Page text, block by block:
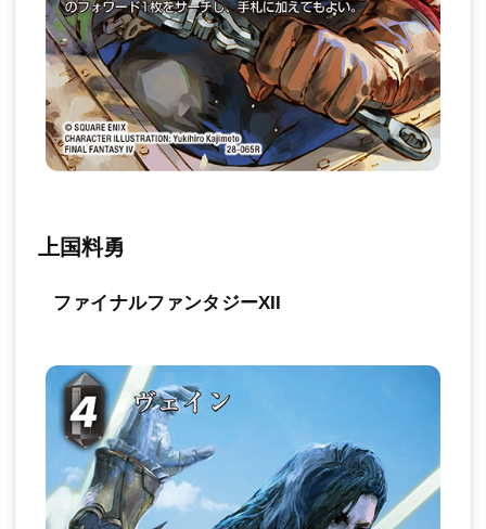
上国料勇
ファイナルファンタジーXII